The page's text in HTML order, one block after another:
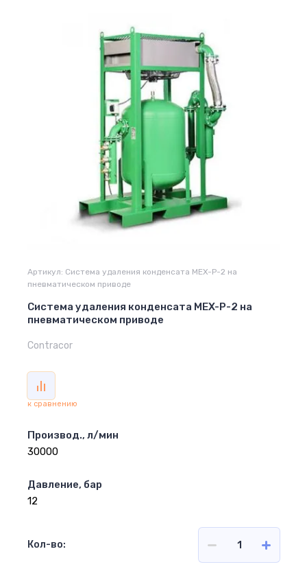
Артикул: Система удаления конденсата MEX-P-2 на
пневматическом приводе
Система удаления конденсата MEX-P-2 на
пневматическом приводе
Contracor
к сравнению
Производ., л/мин
30000
Давление, бар
12
Кол-во: